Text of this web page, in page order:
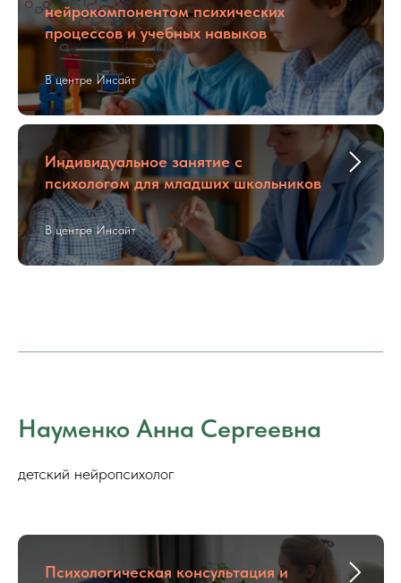
нейрокомпонентом психических
процессов и учебных навыков
В центре Инсайт
Индивидуальное занятие с
психологом для младших школьников
В центре Инсайт
Науменко Анна Сергеевна
детский нейропсихолог
Психологическая консультация и